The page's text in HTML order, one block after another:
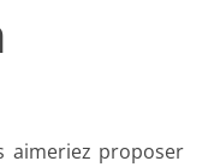
aimeriez proposer